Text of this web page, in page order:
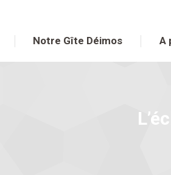
Notre Gîte Déimos A